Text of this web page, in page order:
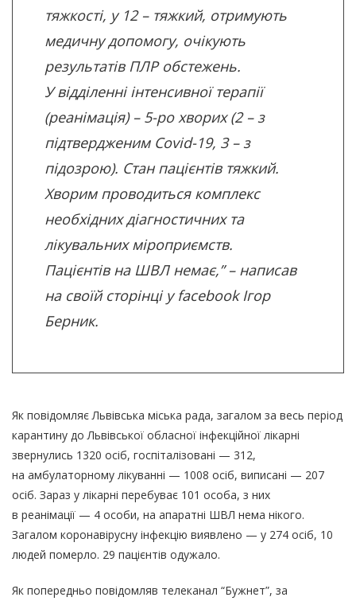
тяжкості, у 12 – тяжкий, отримують
медичну допомогу, очікують
результатів ПЛР обстежень.
У відділенні інтенсивної терапії
(реанімація) – 5-ро хворих (2 – з
підтвердженим Covid-19, 3 – з
підозрою). Стан пацієнтів тяжкий.
Хворим проводиться комплекс
необхідних діагностичних та
лікувальних міроприємств.
Пацієнтів на ШВЛ немає,” – написав
на своїй сторінці у facebook Ігор
Берник.
Як повідомляє Львівська міська рада, загалом за весь період
карантину до Львівської обласної інфекційної лікарні
звернулись 1320 осіб, госпіталізовані — 312,
на амбулаторному лікуванні — 1008 осіб, виписані — 207
осіб. Зараз у лікарні перебуває 101 особа, з них
в реанімації — 4 особи, на апаратні ШВЛ нема нікого.
Загалом коронавірусну інфекцію виявлено — у 274 осіб, 10
людей померло. 29 пацієнтів одужало.
Як попередньо повідомляв телеканал “Бужнет”, за